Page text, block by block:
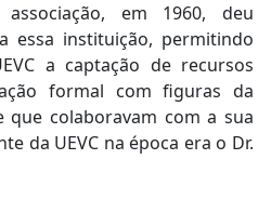
em 1960, deu
essa instituição, permitindo
a captação de recursos
formal com figuras da
que colaboravam com a sua
da UEVC na época era o Dr.